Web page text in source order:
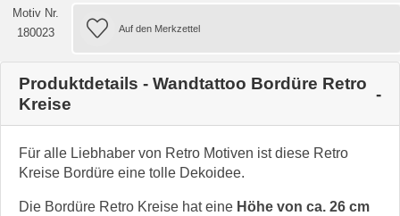
Motiv Nr.
180023
Produktdetails - Wandtattoo Bordüre Retro
Kreise
Für alle Liebhaber von Retro Motiven ist diese Retro
Kreise Bordüre eine tolle Dekoidee.
Die Bordüre Retro Kreise hat eine Höhe von ca. 26 cm